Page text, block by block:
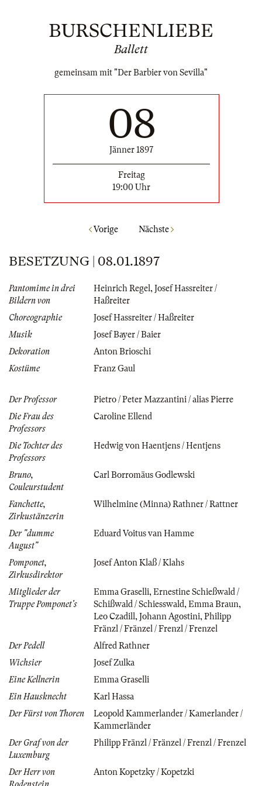
BURSCHENLIEBE
Ballett
gemeinsam mit "Der Barbier von Sevilla"
08
Jänner 1897
Freitag
19:00 Uhr
Vorige Nächste
BESETZUNG | 08.01.1897
Pantomime in drei
Bildern von
Heinrich Regel , Josef Hassreiter /
Haßreiter
Choreographie
Josef Hassreiter / Haßreiter
Musik
Josef Bayer / Baier
Dekoration
Anton Brioschi
Kostüme
Franz Gaul
Der Professor
Pietro / Peter Mazzantini / alias Pierre
Die Frau des
Professors
Caroline Ellend
Die Tochter des
Professors
Hedwig von Haentjens / Hentjens
Bruno,
Couleurstudent
Carl Borromäus Godlewski
Fanchette,
Zirkustänzerin
Wilhelmine (Minna) Rathner / Rattner
Der "dumme
August"
Eduard Voitus van Hamme
Pomponet,
Zirkusdirektor
Josef Anton Klaß / Klahs
Mitglieder der
Truppe Pomponet's
Emma Graselli, Ernestine Schießwald /
Schißwald / Schiesswald, Emma Braun,
Leo Czadill , Johann Agostini, Philipp
Fränzl / Fränzel / Frenzl / Frenzel
Der Pedell
Alfred Rathner
Wichsier
Josef Zulka
Eine Kellnerin
Emma Graselli
Ein Hausknecht
Karl Hassa
Der Fürst von Thoren
Leopold Kammerlander / Kamerlander /
Kammerländer
Der Graf von der
Luxemburg
Philipp Fränzl / Fränzel / Frenzl / Frenzel
Der Herr von
Rodenstein
Anton Kopetzky / Kopetzki